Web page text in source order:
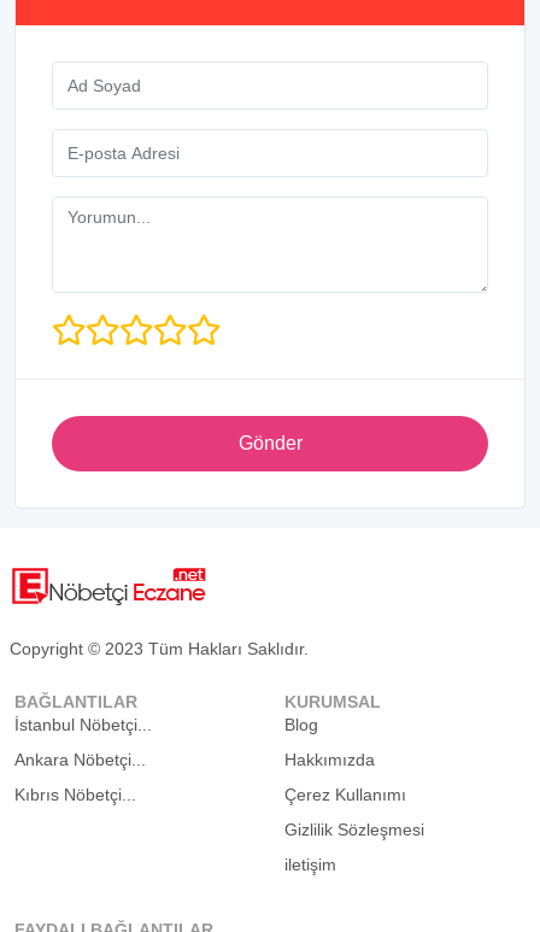
Gönder
Copyright © 2023 Tüm Hakları Saklıdır.
BAĞLANTILAR
İstanbul Nöbetçi...
Ankara Nöbetçi...
Kıbrıs Nöbetçi...
KURUMSAL
Blog
Hakkımızda
Çerez Kullanımı
Gizlilik Sözleşmesi
iletişim